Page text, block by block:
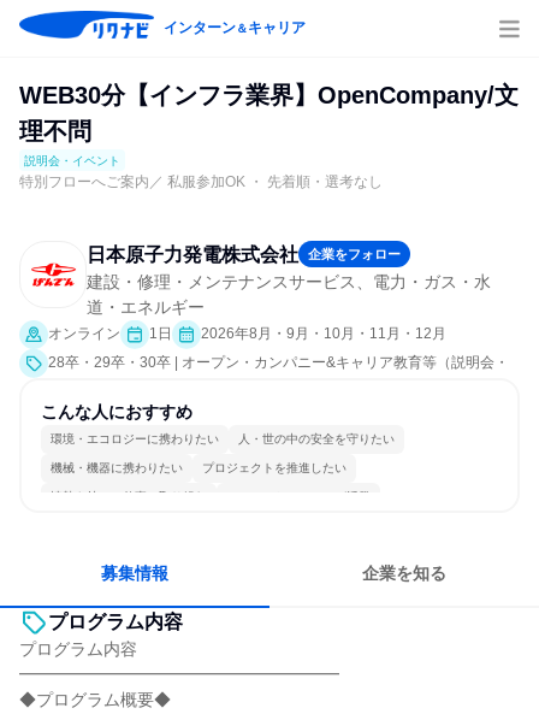
インターン＆キャリア
WEB30分【インフラ業界】OpenCompany/文
理不問
説明会・イベント
特別フローへご案内／ 私服参加OK ・ 先着順・選考なし
日本原子力発電株式会社 企業をフォロー
建設・修理・メンテナンスサービス、電力・ガス・水
道・エネルギー
オンライン 1日
2026年8月・9月・10月・11月・12月
28卒・29卒・30卒 | オープン・カンパニー&キャリア教育等（説明会・
究]）
こんな人におすすめ
環境・エコロジーに携わりたい 人・世の中の安全を守りたい
機械・機器に携わりたい プロジェクトを推進したい
情熱を持って仕事に取り組む コミュニケーションが活発
募集情報 企業を知る
プログラム内容
プログラム内容
━━━━━━━━━━━━━━━━━━━
◆プログラム概要◆